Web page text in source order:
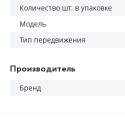
Количество шт. в упаковке
Модель
Тип передвижения
Производитель
Бренд